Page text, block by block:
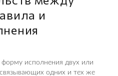
и
форму исполнения двух или
связывающих одних и тех же